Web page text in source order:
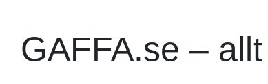
GAFFA.se –